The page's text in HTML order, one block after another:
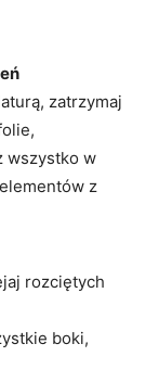
zatrzymaj
wszystko w
z
rozciętych
boki,